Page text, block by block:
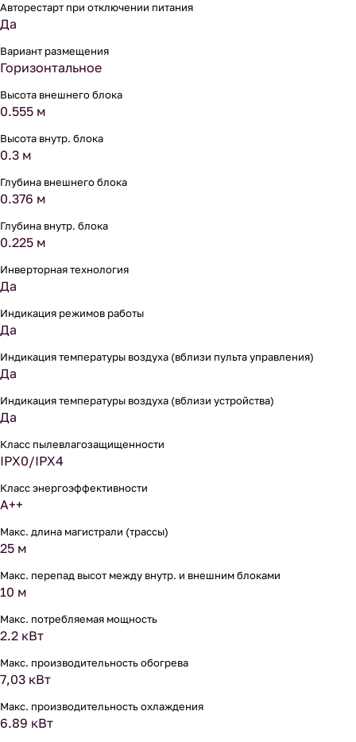
Авторестарт при отключении питания
Да
Вариант размещения
Горизонтальное
Высота внешнего блока
0.555 м
Высота внутр. блока
0.3 м
Глубина внешнего блока
0.376 м
Глубина внутр. блока
0.225 м
Инверторная технология
Да
Индикация режимов работы
Да
Индикация температуры воздуха (вблизи пульта управления)
Да
Индикация температуры воздуха (вблизи устройства)
Да
Класс пылевлагозащищенности
IPX0/IPX4
Класс энергоэффективности
A++
Макс. длина магистрали (трассы)
25 м
Макс. перепад высот между внутр. и внешним блоками
10 м
Макс. потребляемая мощность
2.2 кВт
Макс. производительность обогрева
7,03 кВт
Макс. производительность охлаждения
6.89 кВт